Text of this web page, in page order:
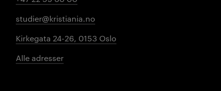
studier@kristiania.no
Kirkegata 24-26, 0153 Oslo
Alle adresser